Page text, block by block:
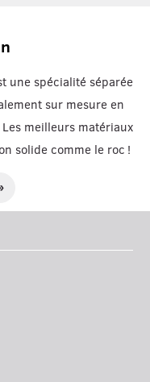
une spécialité séparée
sur mesure en
meilleurs matériaux
solide comme le roc !